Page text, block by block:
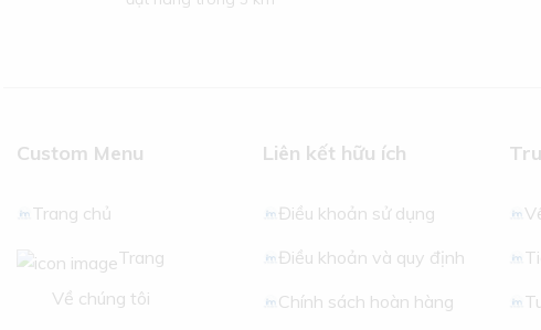
Custom Menu
Trang chủ
Trang
Về chúng tôi
Liên kết hữu ích
Điều khoản sử dụng
Điều khoản và quy định
Chính sách hoàn hàng